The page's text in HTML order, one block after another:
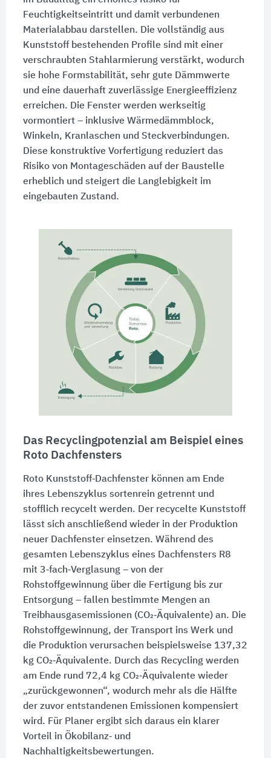
Feuchtigkeitseintritt und damit verbundenen
Materialabbau darstellen. Die vollständig aus
Kunststoff bestehenden Profile sind mit einer
verschraubten Stahlarmierung verstärkt, wodurch
sie hohe Formstabilität, sehr gute Dämmwerte
und eine dauerhaft zuverlässige Energieeffizienz
erreichen. Die Fenster werden werkseitig
vormontiert – inklusive Wärmedämmblock,
Winkeln, Kranlaschen und Steckverbindungen.
Diese konstruktive Vorfertigung reduziert das
Risiko von Montageschäden auf der Baustelle
erheblich und steigert die Langlebigkeit im
eingebauten Zustand.
Das Recyclingpotenzial am Beispiel eines
Roto Dachfensters
Roto Kunststoff‑Dachfenster können am Ende
ihres Lebenszyklus sortenrein getrennt und
stofflich recycelt werden. Der recycelte Kunststoff
lässt sich anschließend wieder in der Produktion
neuer Dachfenster einsetzen. Während des
gesamten Lebenszyklus eines Dachfensters R8
mit 3‑fach‑Verglasung – von der
Rohstoffgewinnung über die Fertigung bis zur
Entsorgung – fallen bestimmte Mengen an
Treibhausgasemissionen (CO₂‑Äquivalente) an. Die
Rohstoffgewinnung, der Transport ins Werk und
die Produktion verursachen beispielsweise 137,32
kg CO₂‑Äquivalente. Durch das Recycling werden
am Ende rund 72,4 kg CO₂‑Äquivalente wieder
„zurückgewonnen“, wodurch mehr als die Hälfte
der zuvor entstandenen Emissionen kompensiert
wird. Für Planer ergibt sich daraus ein klarer
Vorteil in Ökobilanz‑ und
Nachhaltigkeitsbewertungen.